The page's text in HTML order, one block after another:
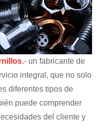
- un fabricante de
integral, que no solo
diferentes tipos de
puede comprender
del cliente y